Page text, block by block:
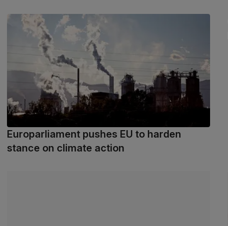
Europarliament pushes EU to harden
stance on climate action